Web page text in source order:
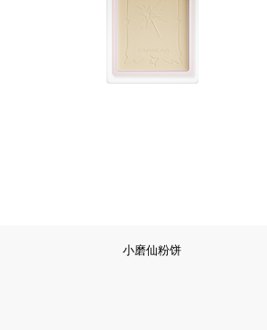
小磨仙粉饼